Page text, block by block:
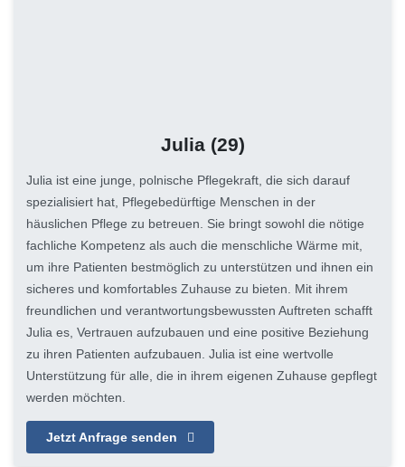
Julia (29)
Julia ist eine junge, polnische Pflegekraft, die sich darauf
spezialisiert hat, Pflegebedürftige Menschen in der
häuslichen Pflege zu betreuen. Sie bringt sowohl die nötige
fachliche Kompetenz als auch die menschliche Wärme mit,
um ihre Patienten bestmöglich zu unterstützen und ihnen ein
sicheres und komfortables Zuhause zu bieten. Mit ihrem
freundlichen und verantwortungsbewussten Auftreten schafft
Julia es, Vertrauen aufzubauen und eine positive Beziehung
zu ihren Patienten aufzubauen. Julia ist eine wertvolle
Unterstützung für alle, die in ihrem eigenen Zuhause gepflegt
werden möchten.
Jetzt Anfrage senden